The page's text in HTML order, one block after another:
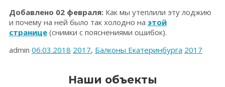
Добавлено 02 февраля: Как мы утеплили эту лоджию
и почему на ней было так холодно на этой
странице (снимки с пояснениями ошибок).
admin 06.03.2018 2017, Балконы Екатеринбурга 2017
Наши объекты